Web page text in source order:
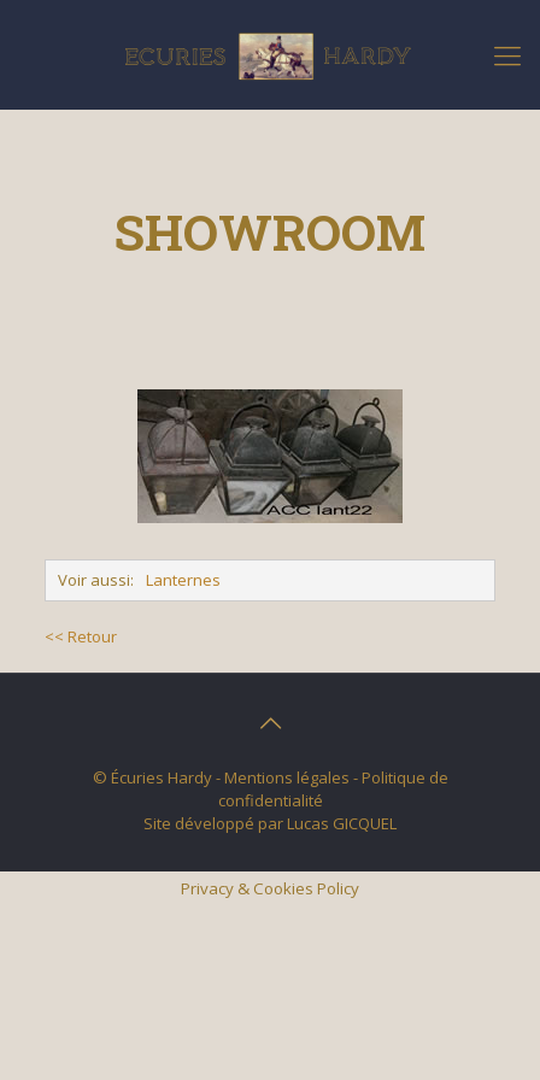
SHOWROOM
Voir aussi: Lanternes
<< Retour
© Écuries Hardy - Mentions légales - Politique de
confidentialité
Site développé par Lucas GICQUEL
Privacy & Cookies Policy